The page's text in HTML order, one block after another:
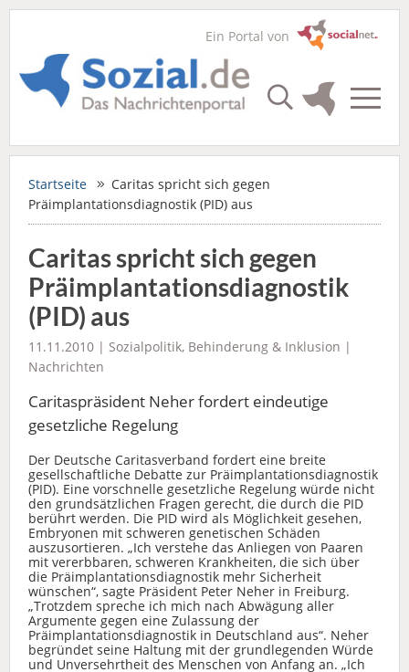
Ein Portal von
Startseite
Caritas spricht sich gegen
Präimplantationsdiagnostik (PID) aus
Caritas spricht sich gegen
Präimplantationsdiagnostik
(PID) aus
11.11.2010 | Sozialpolitik, Behinderung & Inklusion |
Nachrichten
Caritaspräsident Neher fordert eindeutige
gesetzliche Regelung
Der Deutsche Caritasverband fordert eine breite
gesellschaftliche Debatte zur Präimplantationsdiagnostik
(PID). Eine vorschnelle gesetzliche Regelung würde nicht
den grundsätzlichen Fragen gerecht, die durch die PID
berührt werden. Die PID wird als Möglichkeit gesehen,
Embryonen mit schweren genetischen Schäden
auszusortieren. „Ich verstehe das Anliegen von Paaren
mit vererbbaren, schweren Krankheiten, die sich über
die Präimplantationsdiagnostik mehr Sicherheit
wünschen“, sagte Präsident Peter Neher in Freiburg.
„Trotzdem spreche ich mich nach Abwägung aller
Argumente gegen eine Zulassung der
Präimplantationsdiagnostik in Deutschland aus“. Neher
begründet seine Haltung mit der grundlegenden Würde
und Unversehrtheit des Menschen von Anfang an. „Ich